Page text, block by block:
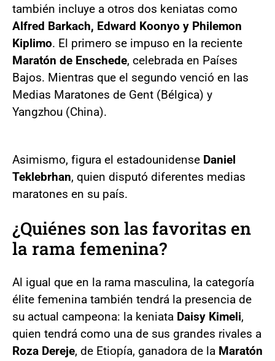
también incluye a otros dos keniatas como
Alfred Barkach, Edward Koonyo y Philemon
Kiplimo. El primero se impuso en la reciente
Maratón de Enschede, celebrada en Países
Bajos. Mientras que el segundo venció en las
Medias Maratones de Gent (Bélgica) y
Yangzhou (China).
Asimismo, figura el estadounidense Daniel
Teklebrhan, quien disputó diferentes medias
maratones en su país.
¿Quiénes son las favoritas en
la rama femenina?
Al igual que en la rama masculina, la categoría
élite femenina también tendrá la presencia de
su actual campeona: la keniata Daisy Kimeli,
quien tendrá como una de sus grandes rivales a
Roza Dereje, de Etiopía, ganadora de la Maratón